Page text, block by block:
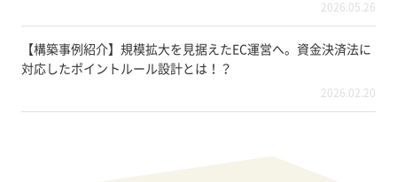
2026.05.26
【構築事例紹介】規模拡大を見据えたEC運営へ。資金決済法に
対応したポイントルール設計とは！？
2026.02.20